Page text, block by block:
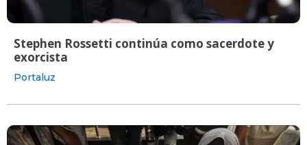
Stephen Rossetti continúa como sacerdote y
exorcista
Portaluz